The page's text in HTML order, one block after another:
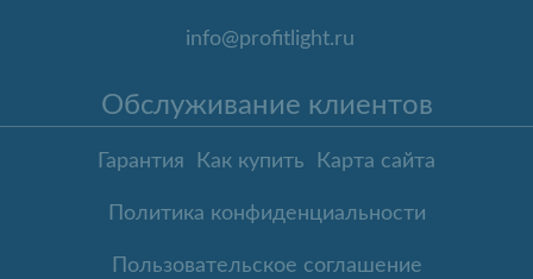
info@profitlight.ru
Обслуживание клиентов
Гарантия Как купить Карта сайта
Политика конфиденциальности
Пользовательское соглашение